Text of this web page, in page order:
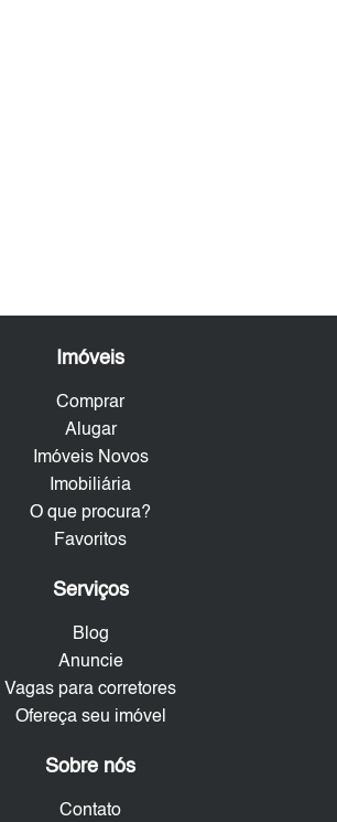
Imóveis
Comprar
Alugar
Imóveis Novos
Imobiliária
O que procura?
Favoritos
Serviços
Blog
Anuncie
Vagas para corretores
Ofereça seu imóvel
Sobre nós
Contato